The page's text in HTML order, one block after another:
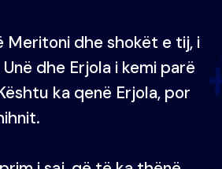
Meritoni dhe shokët e tij, i
dhe Erjola i kemi parë
ka qenë Erjola, por